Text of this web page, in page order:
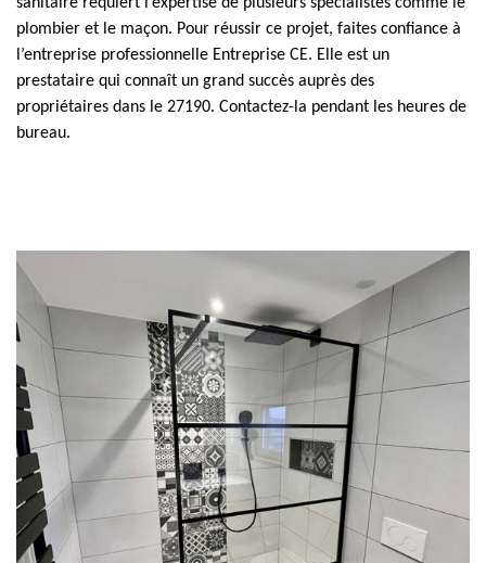
plombier et le maçon. Pour réussir ce projet, faites confiance à
l’entreprise professionnelle Entreprise CE. Elle est un
prestataire qui connaît un grand succès auprès des
propriétaires dans le 27190. Contactez-la pendant les heures de
bureau.